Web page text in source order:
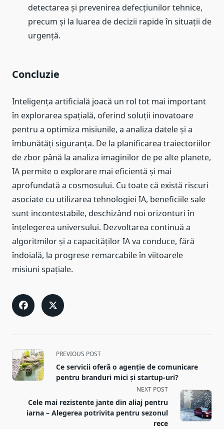
detectarea și prevenirea defecțiunilor tehnice,
precum și la luarea de decizii rapide în situații de
urgență.
Concluzie
Inteligența artificială joacă un rol tot mai important
în explorarea spațială, oferind soluții inovatoare
pentru a optimiza misiunile, a analiza datele și a
îmbunătăți siguranța. De la planificarea traiectoriilor
de zbor până la analiza imaginilor de pe alte planete,
IA permite o explorare mai eficientă și mai
aprofundată a cosmosului. Cu toate că există riscuri
asociate cu utilizarea tehnologiei IA, beneficiile sale
sunt incontestabile, deschizând noi orizonturi în
înțelegerea universului. Dezvoltarea continuă a
algoritmilor și a capacităților IA va conduce, fără
îndoială, la progrese remarcabile în viitoarele
misiuni spațiale.
<span
class="nav-
subtitle
reader-
text">Page</span>
PREVIOUS POST
Ce servicii oferă o agenție de comunicare
pentru branduri mici și startup-uri?
NEXT POST
Cele mai rezistente jante din aliaj pentru
iarna – Alegerea potrivita pentru sezonul
rece